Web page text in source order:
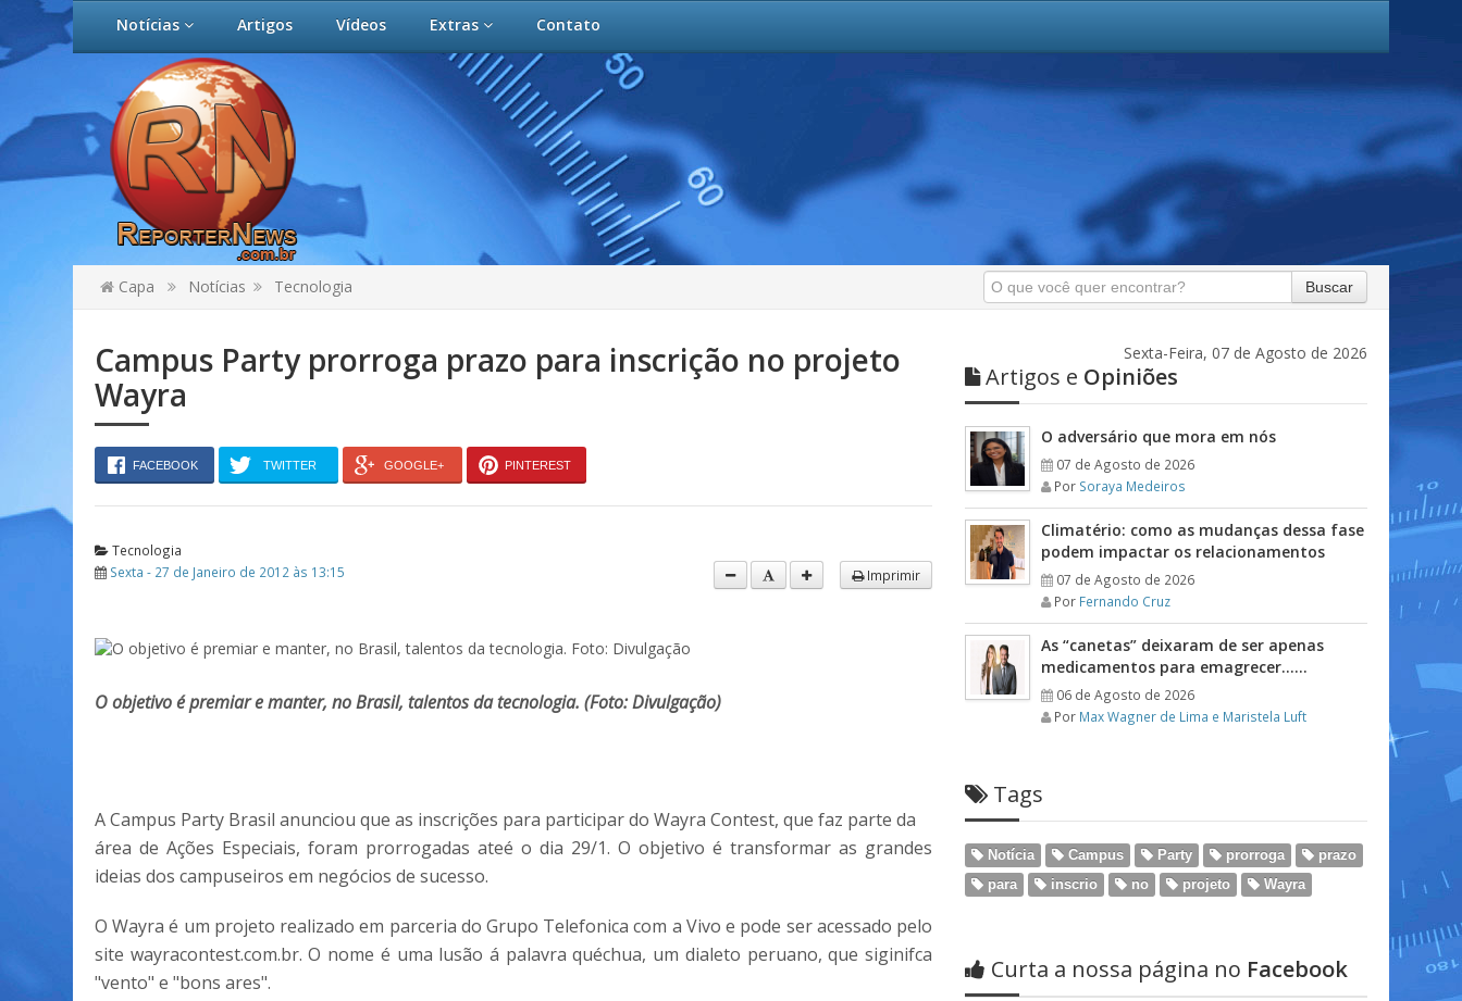
Notícias Artigos Vídeos Extras Contato
Capa Notícias Tecnologia Buscar
Campus Party prorroga prazo para inscrição no projeto
Wayra
FACEBOOK TWITTER GOOGLE+ PINTEREST
Tecnologia
Sexta - 27 de Janeiro de 2012 às 13:15
Imprimir
O objetivo é premiar e manter, no Brasil, talentos da tecnologia. (Foto: Divulgação)
A Campus Party Brasil anunciou que as inscrições para participar do Wayra Contest, que faz parte da
área de Ações Especiais, foram prorrogadas ateé o dia 29/1. O objetivo é transformar as grandes
ideias dos campuseiros em negócios de sucesso.
O Wayra é um projeto realizado em parceria do Grupo Telefonica com a Vivo e pode ser acessado pelo
site wayracontest.com.br. O nome é uma lusão á palavra quéchua, um dialeto peruano, que siginifca
"vento" e "bons ares".
Sexta-Feira, 07 de Agosto de 2026
Artigos e Opiniões
O adversário que mora em nós
07 de Agosto de 2026
Por Soraya Medeiros
Climatério: como as mudanças dessa fase
podem impactar os relacionamentos
07 de Agosto de 2026
Por Fernando Cruz
As “canetas” deixaram de ser apenas
medicamentos para emagrecer……
06 de Agosto de 2026
Por Max Wagner de Lima e Maristela Luft
Tags
Notícia Campus Party prorroga
prazo
para
inscrio no projeto Wayra
Curta a nossa página no Facebook